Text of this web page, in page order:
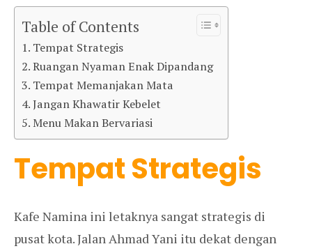
Table of Contents
Tempat Strategis
Ruangan Nyaman Enak Dipandang
Tempat Memanjakan Mata
Jangan Khawatir Kebelet
Menu Makan Bervariasi
Tempat Strategis
Kafe Namina ini letaknya sangat strategis di
pusat kota. Jalan Ahmad Yani itu dekat dengan